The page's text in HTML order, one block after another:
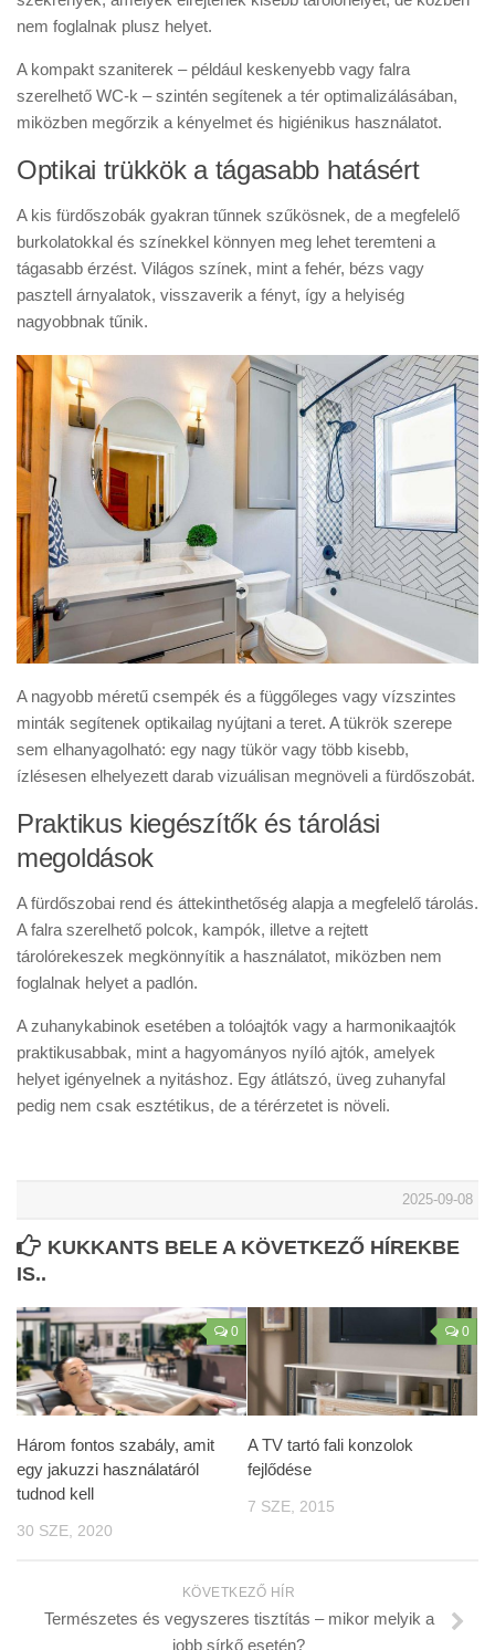
nem foglalnak plusz helyet.
A kompakt szaniterek – például keskenyebb vagy falra
szerelhető WC-k – szintén segítenek a tér optimalizálásában,
miközben megőrzik a kényelmet és higiénikus használatot.
Optikai trükkök a tágasabb hatásért
A kis fürdőszobák gyakran tűnnek szűkösnek, de a megfelelő
burkolatokkal és színekkel könnyen meg lehet teremteni a
tágasabb érzést. Világos színek, mint a fehér, bézs vagy
pasztell árnyalatok, visszaverik a fényt, így a helyiség
nagyobbnak tűnik.
A nagyobb méretű csempék és a függőleges vagy vízszintes
minták segítenek optikailag nyújtani a teret. A tükrök szerepe
sem elhanyagolható: egy nagy tükör vagy több kisebb,
ízlésesen elhelyezett darab vizuálisan megnöveli a fürdőszobát.
Praktikus kiegészítők és tárolási
megoldások
A fürdőszobai rend és áttekinthetőség alapja a megfelelő tárolás.
A falra szerelhető polcok, kampók, illetve a rejtett
tárolórekeszek megkönnyítik a használatot, miközben nem
foglalnak helyet a padlón.
A zuhanykabinok esetében a tolóajtók vagy a harmonikaajtók
praktikusabbak, mint a hagyományos nyíló ajtók, amelyek
helyet igényelnek a nyitáshoz. Egy átlátszó, üveg zuhanyfal
pedig nem csak esztétikus, de a térérzetet is növeli.
2025-09-08
KUKKANTS BELE A KÖVETKEZŐ HÍREKBE
IS..
0
Három fontos szabály, amit
egy jakuzzi használatáról
tudnod kell
30 SZE, 2020
0
A TV tartó fali konzolok
fejlődése
7 SZE, 2015
KÖVETKEZŐ HÍR
Természetes és vegyszeres tisztítás – mikor melyik a
jobb sírkő esetén?